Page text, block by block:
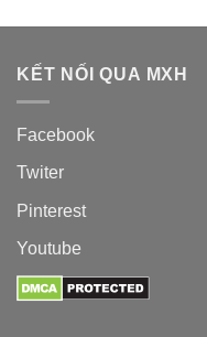
KẾT NỐI QUA MXH
Facebook
Twiter
Pinterest
Youtube